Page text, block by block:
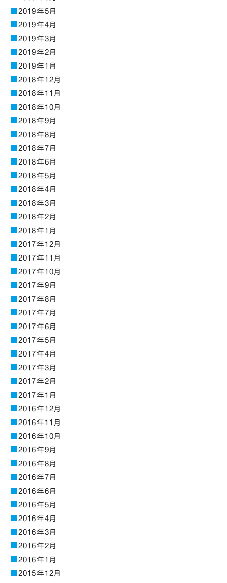
2019年5月
2019年4月
2019年3月
2019年2月
2019年1月
2018年12月
2018年11月
2018年10月
2018年9月
2018年8月
2018年7月
2018年6月
2018年5月
2018年4月
2018年3月
2018年2月
2018年1月
2017年12月
2017年11月
2017年10月
2017年9月
2017年8月
2017年7月
2017年6月
2017年5月
2017年4月
2017年3月
2017年2月
2017年1月
2016年12月
2016年11月
2016年10月
2016年9月
2016年8月
2016年7月
2016年6月
2016年5月
2016年4月
2016年3月
2016年2月
2016年1月
2015年12月